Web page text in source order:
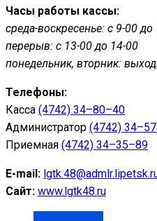
Часы работы кассы:
среда-воскресенье: с 9-00 до
перерыв: с 13-00 до 14-00
понедельник, вторник:
Телефоны:
Касса (4742) 34–80–40
Администратор (4742)
Приемная (4742) 34–35–89
E-mail:
Сайт: www.lgtk48.ru